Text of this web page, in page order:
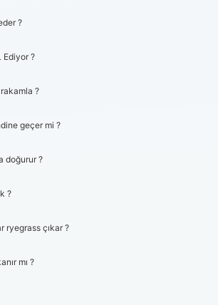
?
Ediyor ?
rakamla ?
geçer mi ?
doğurur ?
?
ryegrass çıkar ?
mı ?